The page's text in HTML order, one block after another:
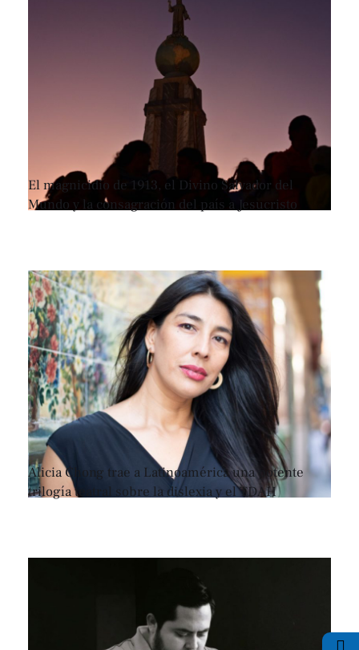
El magnicidio de 1913, el Divino Salvador del
Mundo y la consagración del país a Jesucristo
Alicia Chong trae a Latinoamérica una potente
trilogía teatral sobre la dislexia y el TDAH